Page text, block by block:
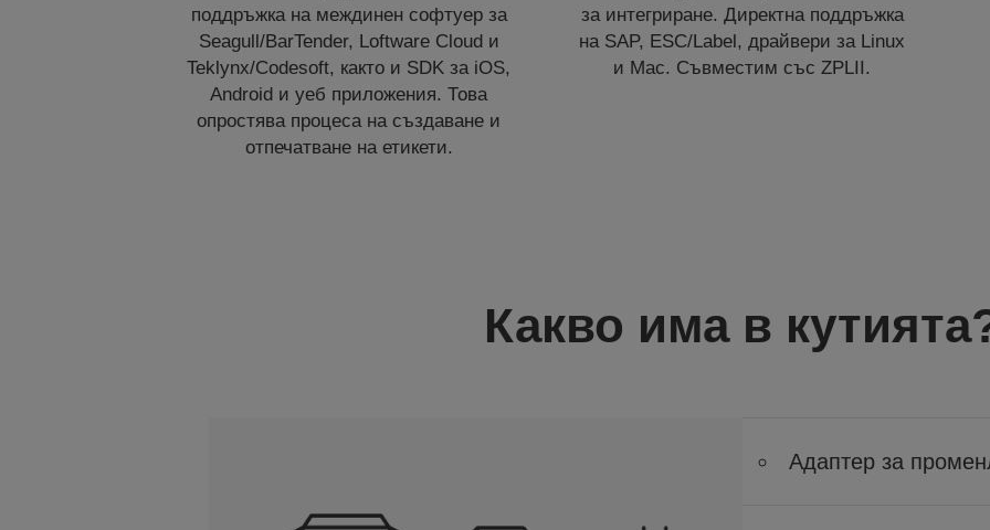
поддръжка на междинен софтуер за
Seagull/BarTender, Loftware Cloud и
Teklynx/Codesoft, както и SDK за iOS,
Android и уеб приложения. Това
опростява процеса на създаване и
отпечатване на етикети.
за интегриране. Директна поддръжка
на SAP, ESC/Label, драйвери за Linux
и Mac. Съвместим със ZPLII.
Какво има в
Адаптер за